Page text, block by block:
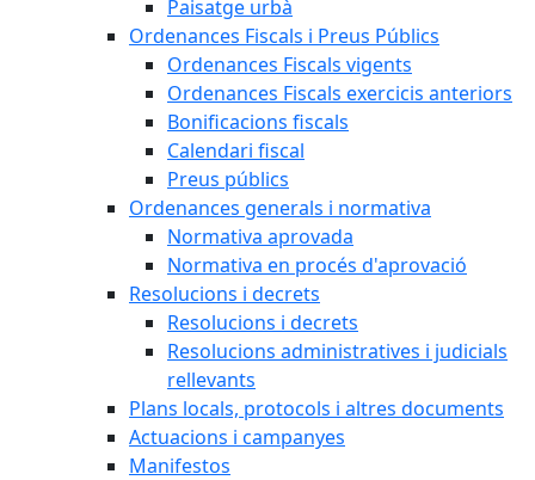
Paisatge urbà
Ordenances Fiscals i Preus Públics
Ordenances Fiscals vigents
Ordenances Fiscals exercicis anteriors
Bonificacions fiscals
Calendari fiscal
Preus públics
Ordenances generals i normativa
Normativa aprovada
Normativa en procés d'aprovació
Resolucions i decrets
Resolucions i decrets
Resolucions administratives i judicials
rellevants
Plans locals, protocols i altres documents
Actuacions i campanyes
Manifestos